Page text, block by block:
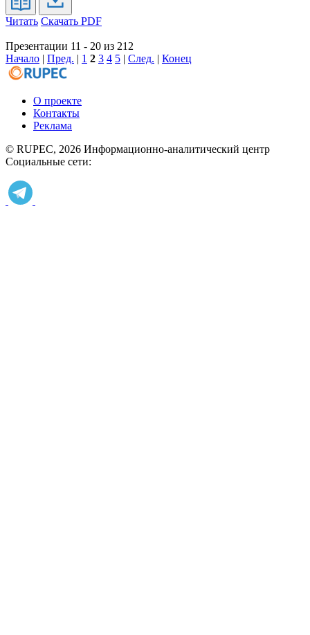
Читать Скачать PDF
Презентации 11 - 20 из 212
Начало | Пред. | 1 2 3 4 5 | След. | Конец
О проекте
Контакты
Реклама
© RUPEC, 2026 Информационно-аналитический центр
Социальные сети: